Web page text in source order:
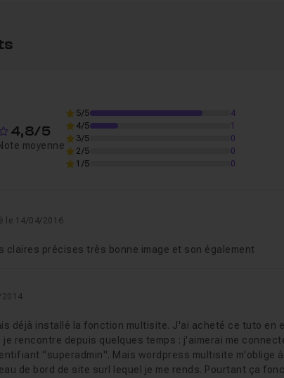
4,8/5
moyenne
5/5
4
4/5
1
3/5
0
2/5
0
1/5
0
le 14/04/2016
claires précises très bonne image et son également
2014
déjà installé la fonction multisite. J'ai acheté ce tuto en
je rencontre depuis quelques temps : j'aimerai me
"superadmin". Mais wordpress multisite m'oblige
de bord de site surl lequel je me rends. Pourtant ça